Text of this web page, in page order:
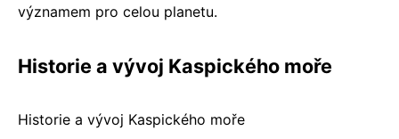
významem pro celou planetu.
Historie a vývoj Kaspického moře
Historie a vývoj Kaspického moře